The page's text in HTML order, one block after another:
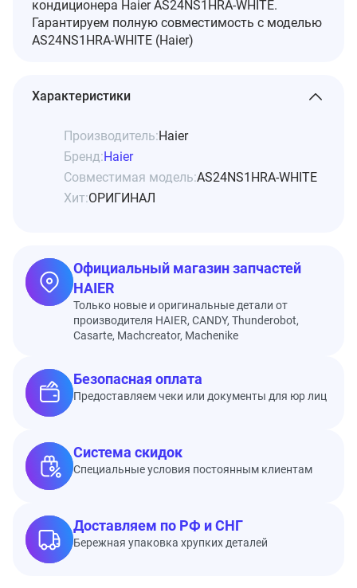
кондиционера Haier AS24NS1HRA-WHITE.
Гарантируем полную совместимость с моделью
AS24NS1HRA-WHITE (Haier)
Характеристики
Производитель:Haier
Бренд:Haier
Совместимая модель:AS24NS1HRA-WHITE
Хит:ОРИГИНАЛ
Официальный магазин запчастей
HAIER
Только новые и оригинальные детали от
производителя HAIER, CANDY, Thunderobot,
Casarte, Machcreator, Machenike
Безопасная оплата
Предоставляем чеки или документы для юр лиц
Система скидок
Специальные условия постоянным клиентам
Доставляем по РФ и СНГ
Бережная упаковка хрупких деталей